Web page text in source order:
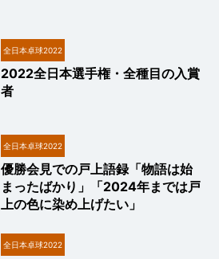
全日本卓球2022
2022全日本選手権・全種目の入賞
者
全日本卓球2022
優勝会見での戸上語録「物語は始
まったばかり」「2024年までは戸
上の色に染め上げたい」
全日本卓球2022